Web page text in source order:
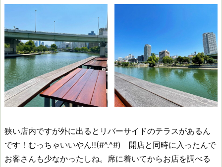
狭い店内ですが外に出るとリバーサイドのテラスがあるん
です！むっちゃいいやん‼(#^.^#) 開店と同時に入ったんで
お客さんも少なかったしね。席に着いてからお店を調べる